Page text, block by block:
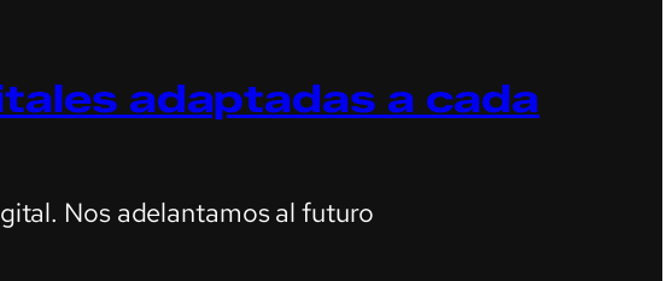
adaptadas a cada
Nos adelantamos al futuro